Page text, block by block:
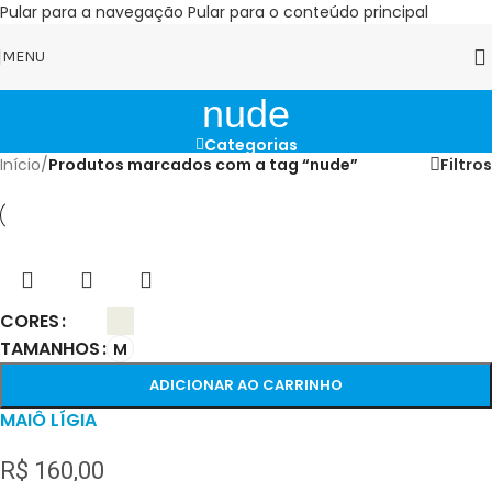
Pular para a navegação Pular para o conteúdo principal
MENU
nude
Categorias
Início/Produtos marcados com a tag “nude” Filtros
CORES
TAMANHOS
M
ADICIONAR AO CARRINHO
MAIÔ LÍGIA
R$ 160,00